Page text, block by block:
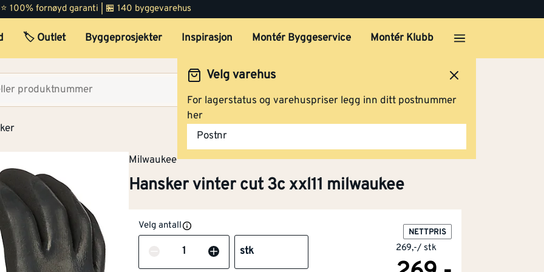
100% fornøyd garanti | 🏪 140 byggevarehus
🏷️ Outlet Byggeprosjekter Inspirasjon Montér Byggeservice Montér Klubb
Velg varehus
For lagerstatus og varehuspriser legg inn ditt postnummer
her
Postnr
Milwaukee
Hansker vinter cut 3c xxl11 milwaukee
Velg antall
Antall stk
NETTPRIS
269,-/ stk
mikroorganismer
Beskyttelse mot
Ja
Beskyttelse mot
Nei
Beskyttelse mot
radioaktiv stråling
Ja
ioniserende stråling
Kjemikalieresistent
Nei